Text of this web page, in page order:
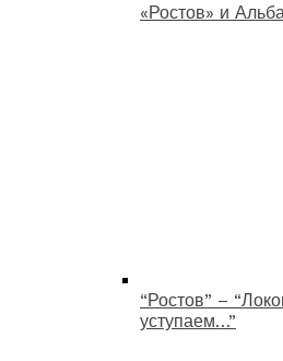
«Ростов» и
“Ростов” –
уступаем…”